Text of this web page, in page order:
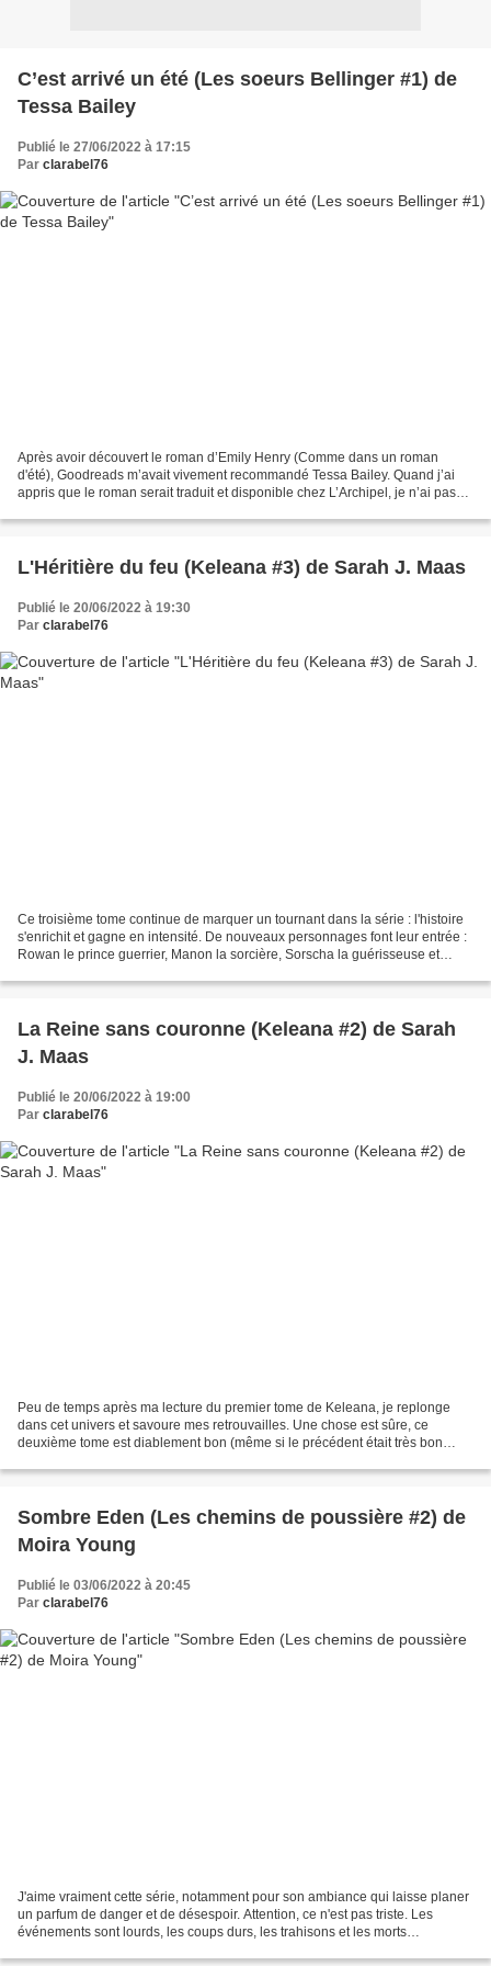
C’est arrivé un été (Les soeurs Bellinger #1) de
Tessa Bailey
Publié le 27/06/2022 à 17:15
Par clarabel76
Après avoir découvert le roman d’Emily Henry (Comme dans un roman
d'été), Goodreads m’avait vivement recommandé Tessa Bailey. Quand j’ai
appris que le roman serait traduit et disponible chez L’Archipel, je n’ai pas
L'Héritière du feu (Keleana #3) de Sarah J. Maas
Publié le 20/06/2022 à 19:30
Par clarabel76
Ce troisième tome continue de marquer un tournant dans la série : l'histoire
s'enrichit et gagne en intensité. De nouveaux personnages font leur entrée :
Rowan le prince guerrier, Manon la sorcière, Sorscha la guérisseuse et
La Reine sans couronne (Keleana #2) de Sarah
J. Maas
Publié le 20/06/2022 à 19:00
Par clarabel76
Peu de temps après ma lecture du premier tome de Keleana, je replonge
dans cet univers et savoure mes retrouvailles. Une chose est sûre, ce
deuxième tome est diablement bon (même si le précédent était très bon
Sombre Eden (Les chemins de poussière #2) de
Moira Young
Publié le 03/06/2022 à 20:45
Par clarabel76
J'aime vraiment cette série, notamment pour son ambiance qui laisse planer
un parfum de danger et de désespoir. Attention, ce n'est pas triste. Les
événements sont lourds, les coups durs, les trahisons et les morts